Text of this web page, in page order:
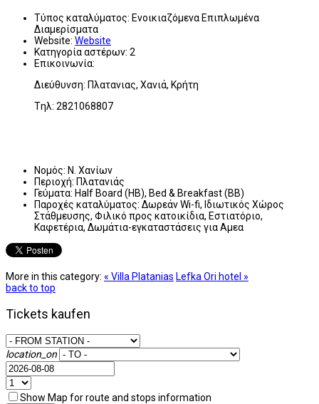
Τύπος καταλύματος: Ενοικιαζόμενα Επιπλωμένα
Διαμερίσματα
Website: Website
Κατηγορία αστέρων: 2
Επικοινωνία:
Διεύθυνση: Πλατανιας, Χανιά, Κρήτη
Tηλ: 2821068807
Νομός: Ν. Χανίων
Περιοχή: Πλατανιάς
Γεύματα: Half Board (HB), Bed & Breakfast (BB)
Παροχές καταλύματος: Δωρεάν Wi-fi, Ιδιωτικός Χώρος
Στάθμευσης, Φιλικό προς κατοικίδια, Εστιατόριο,
Καφετέρια, Δωμάτια-εγκαταστάσεις για Αμεα
More in this category: « Villa Platanias Lefka Ori hotel »
back to top
Tickets kaufen
location_on
Show Map for route and stops information